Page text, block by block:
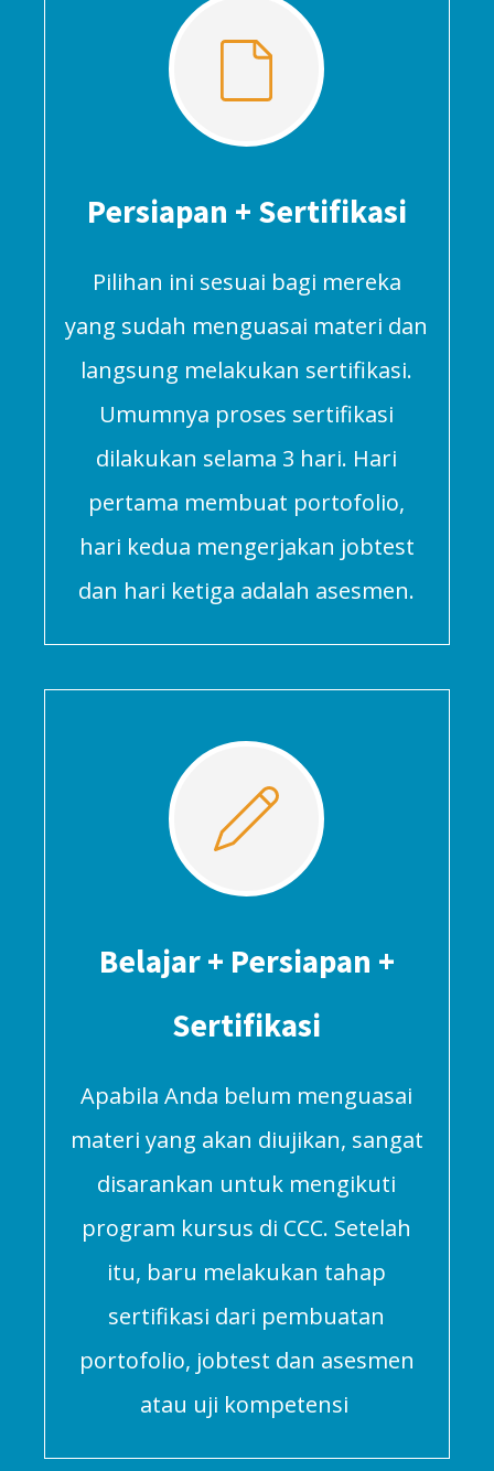
Persiapan + Sertifikasi
Pilihan ini sesuai bagi mereka
yang sudah menguasai materi dan
langsung melakukan sertifikasi.
Umumnya proses sertifikasi
dilakukan selama 3 hari. Hari
pertama membuat portofolio,
hari kedua mengerjakan jobtest
dan hari ketiga adalah asesmen.
Belajar + Persiapan +
Sertifikasi
Apabila Anda belum menguasai
materi yang akan diujikan, sangat
disarankan untuk mengikuti
program kursus di CCC. Setelah
itu, baru melakukan tahap
sertifikasi dari pembuatan
portofolio, jobtest dan asesmen
atau uji kompetensi